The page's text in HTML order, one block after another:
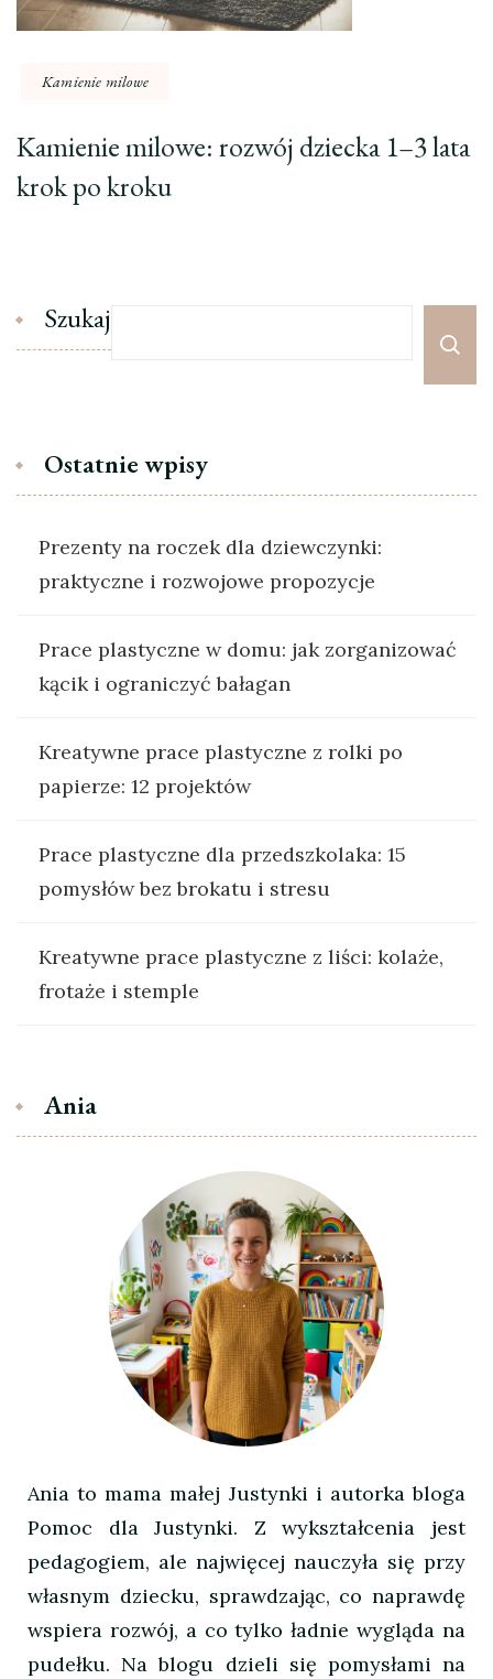
Kamienie milowe
Kamienie milowe: rozwój dziecka 1–3 lata
krok po kroku
Szukaj
Ostatnie wpisy
Prezenty na roczek dla dziewczynki:
praktyczne i rozwojowe propozycje
Prace plastyczne w domu: jak zorganizować
kącik i ograniczyć bałagan
Kreatywne prace plastyczne z rolki po
papierze: 12 projektów
Prace plastyczne dla przedszkolaka: 15
pomysłów bez brokatu i stresu
Kreatywne prace plastyczne z liści: kolaże,
frotaże i stemple
Ania
Ania to mama małej Justynki i autorka bloga
Pomoc dla Justynki. Z wykształcenia jest
pedagogiem, ale najwięcej nauczyła się przy
własnym dziecku, sprawdzając, co naprawdę
wspiera rozwój, a co tylko ładnie wygląda na
pudełku. Na blogu dzieli się pomysłami na